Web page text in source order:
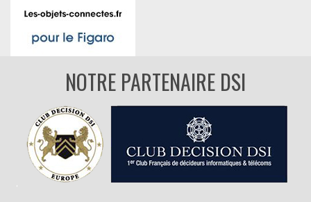
NOTRE PARTENAIRE DSI